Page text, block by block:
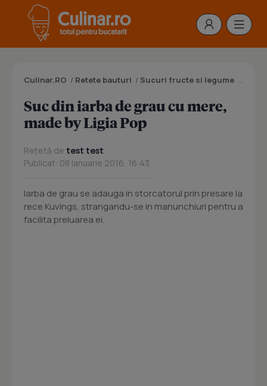
Culinar.RO / Retete bauturi / Sucuri fructe si legume
Suc din iarba de grau cu mere,
made by Ligia Pop
Rețetă de test test
Publicat: 08 Ianuarie 2016, 16:43
Iarba de grau se adauga in storcatorul prin presare la
rece Kuvings, strangandu-se in manunchiuri pentru a
facilita preluarea ei.